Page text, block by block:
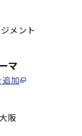
メント
マ
加
大阪